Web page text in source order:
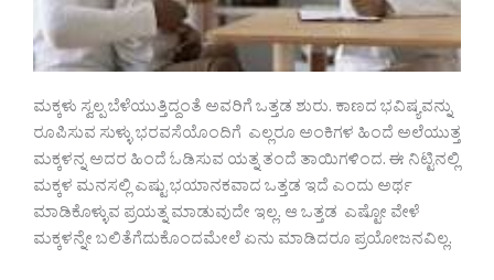
ಮಕ್ಕಳು ಸ್ವಲ್ಪ ಬೆಳೆಯುತ್ತಿದ್ದಂತೆ ಅವರಿಗೆ ಒತ್ತಡ ಶುರು. ಕಾಣದ ಭವಿಷ್ಯವನ್ನು
ರೂಪಿಸುವ ಸುಳ್ಳು ಭರವಸೆಯೊಂದಿಗೆ ಎಲ್ಲರೂ ಅಂಕಿಗಳ ಹಿಂದೆ ಅಲೆಯುತ್ತ
ಮಕ್ಕಳನ್ನ ಅದರ ಹಿಂದೆ ಓಡಿಸುವ ಯತ್ನ ತಂದೆ ತಾಯಿಗಳಿಂದ. ಈ ನಿಟ್ಟಿನಲ್ಲಿ
ಮಕ್ಕಳ ಮನಸಲ್ಲಿ ಎಷ್ಟು ಭಯಾನಕವಾದ ಒತ್ತಡ ಇದೆ ಎಂದು ಅರ್ಥ
ಮಾಡಿಕೊಳ್ಳುವ ಪ್ರಯತ್ನ ಮಾಡುವುದೇ ಇಲ್ಲ. ಆ ಒತ್ತಡ ಎಷ್ಟೋ ವೇಳೆ
ಮಕ್ಕಳನ್ನೇ ಬಲಿತೆಗೆದುಕೊಂದಮೇಲೆ ಏನು ಮಾಡಿದರೂ ಪ್ರಯೋಜನವಿಲ್ಲ.